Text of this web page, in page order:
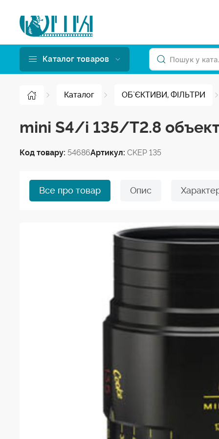
Каталог товаров
Каталог ОБ`ЄКТИВИ, ФІЛЬТРИ
mini S4/i 135/T2.8
Код товару: 54686Артикул: CKEP 135
Все про товар Опис